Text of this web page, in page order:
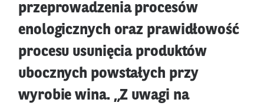
przeprowadzenia procesów
enologicznych oraz prawidłowość
procesu usunięcia produktów
ubocznych powstałych przy
wyrobie wina. „Z uwagi na